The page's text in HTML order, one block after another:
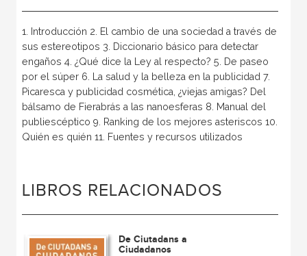
1. Introducción 2. El cambio de una sociedad a través de
sus estereotipos 3. Diccionario básico para detectar
engaños 4. ¿Qué dice la Ley al respecto? 5. De paseo
por el súper 6. La salud y la belleza en la publicidad 7.
Picaresca y publicidad cosmética, ¿viejas amigas? Del
bálsamo de Fierabrás a las nanoesferas 8. Manual del
publiescéptico 9. Ranking de los mejores asteriscos 10.
Quién es quién 11. Fuentes y recursos utilizados
LIBROS RELACIONADOS
De Ciutadans a
Ciudadanos